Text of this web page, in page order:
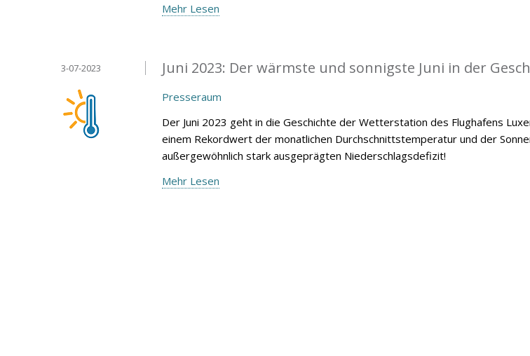
Mehr Lesen
Juni 2023: Der wärmste und sonnigste Juni in der
3-07-2023
Presseraum
Der Juni 2023 geht in die Geschichte der Wetterstation des Flughafens
einem Rekordwert der monatlichen Durchschnittstemperatur und der
außergewöhnlich stark ausgeprägten Niederschlagsdefizit!
Mehr Lesen